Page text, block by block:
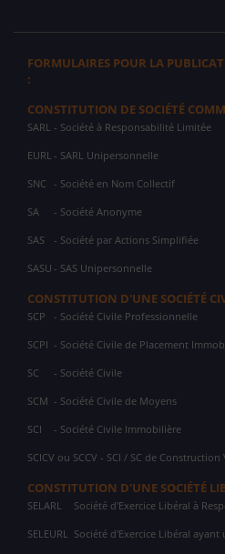
FORMULAIRES POUR LA
:
CONSTITUTION DE SOCIÉTÉ
SARL - Société à Responsabilité Limitée
EURL - SARL Unipersonnelle
SNC - Société en Nom Collectif
SA - Société Anonyme
SAS - Société par Actions Simplifiée
SASU - SAS Unipersonnelle
CONSTITUTION D'UNE SOCIÉTÉ
SCP - Société Civile Professionnelle
SCPI - Société Civile de Placement
SC - Société Civile
SCM - Société Civile de Moyens
SCI - Société Civile Immobilière
SCICV ou SCCV - SCI / SC de Construction
CONSTITUTION D'UNE SOCIÉTÉ
SELARL Société d'Exercice Libéral à
SELEURL Société d'Exercice Libéral ayant